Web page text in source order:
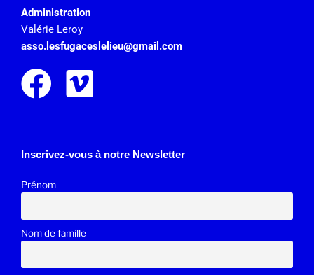
Administration
Valérie Leroy
asso.lesfugaceslelieu@gmail.com
Inscrivez-vous à notre Newsletter
Prénom
Nom de famille